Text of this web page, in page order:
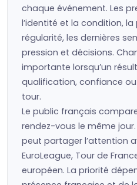
chaque événement. Les
l’identité et la condition,
régularité, les dernières
pression et décisions.
importante lorsqu’un
qualification, confiance
tour.
Le public français
rendez-vous le même
peut partager l’attention
EuroLeague, Tour de
européen. La priorité